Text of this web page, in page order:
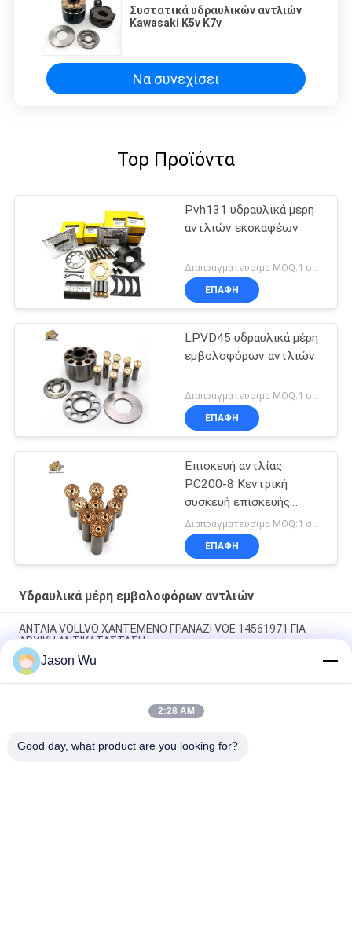
Συστατικά υδραυλικών αντλιών
Kawasaki K5v K7v
Να συνεχίσει
Top Προϊόντα
Pvh131 υδραυλικά μέρη
αντλιών εκσκαφέων
Διαπραγματεύσιμα MOQ:1 σύνολο
ΕΠΑΦΉ
LPVD45 υδραυλικά μέρη
εμβολοφόρων αντλιών
ΕΠΑΦΉ
Επισκευή αντλίας
PC200-8 Κεντρική
συσκευή επισκευής
αντλίας
ΕΠΑΦΉ
Υδραυλικά μέρη εμβολοφόρων αντλιών
ΑΝΤΛΙΑ VOLLVO ΧΑΝΤΕΜΕΝΟ ΓΡΑΝΑΖΙ VOE 14561971 ΓΙΑ
ΑΡΧΙΚΗ ΑΝΤΙΚΑΤΑΣΤΑΣΗ
ΑΝΤΛΙΑ VOLLVO ΧΑΝΤΕΜΕΝΟ ΓΡΑΝΑΖΙ VOE 14537295 ΓΙΑ
ΑΡΧΙΚΗ ΑΝΤΙΚΑΤΑΣΤΑΣΗ
ΒΟΛΛΒΟ ΠΑΡΑΓΜΑΤΙΚΗ ΠΑΡΑΡΑΓΜΑΤΙΚΗ ΠΑΡΑΓΜΑΤΙΚΗ VOE
Jason Wu
2:28 AM
Good day, what product are you looking for?